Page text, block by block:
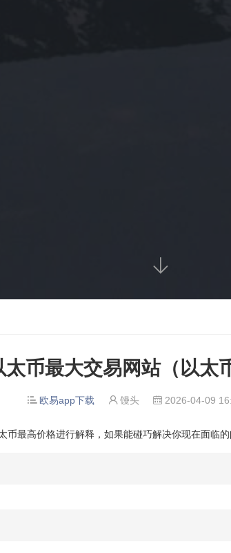

太币最大交易网站（以太
 欧易app下载  馒头  2026-04-09
最高价格进行解释，如果能碰巧解决你现在面临